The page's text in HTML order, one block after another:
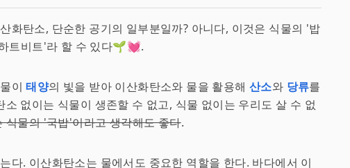
화탄소, 단순한 공기의 일부분일까? 아니다, 이것은 식물의 '밥
트비트'라 할 수 있다🌱💓.
이태양의 빛을 받아 이산화탄소와 물을 활용해산소와 당류를
없이는 식물이 생존할 수 없고, 식물 없이는 우리도 살 수 없
식물의 '국밥'이라고 생각해도 좋다.
다. 이산화탄소는 물에서도 중요한 역할을 한다. 바다에서 이